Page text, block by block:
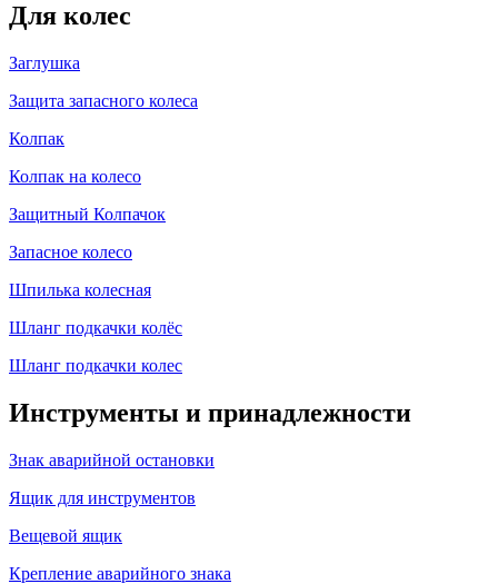
Для колес
Заглушка
Защита запасного колеса
Колпак
Колпак на колесо
Защитный Колпачок
Запасное колесо
Шпилька колесная
Шланг подкачки колёс
Шланг подкачки колес
Инструменты и принадлежности
Знак аварийной остановки
Ящик для инструментов
Вещевой ящик
Крепление аварийного знака